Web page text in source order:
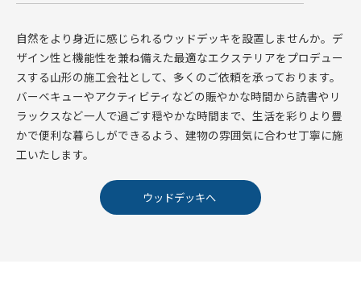
自然をより身近に感じられるウッドデッキを設置しませんか。デ
ザイン性と機能性を兼ね備えた最適なエクステリアをプロデュー
スする山形の施工会社として、多くのご依頼を承っております。
バーベキューやアクティビティなどの賑やかな時間から読書やリ
ラックスなど一人で過ごす穏やかな時間まで、生活を彩りより豊
かで便利な暮らしができるよう、建物の雰囲気に合わせ丁寧に施
工いたします。
ウッドデッキへ